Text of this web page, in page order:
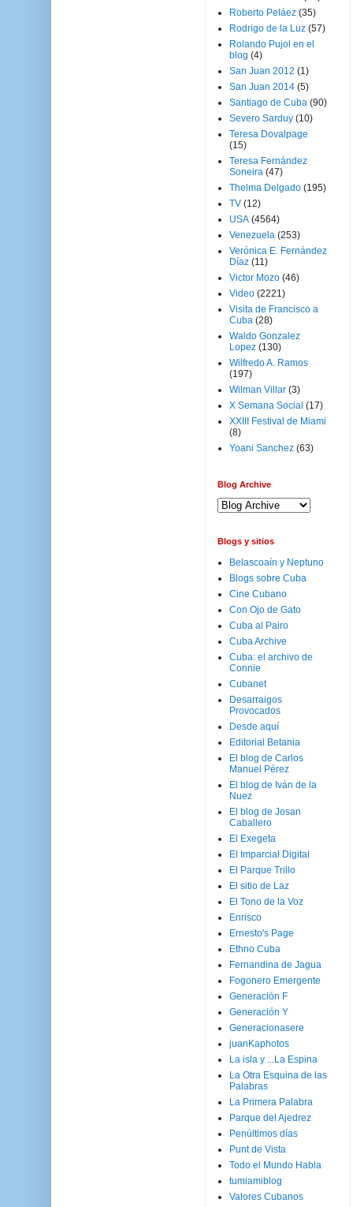
Roberto Peláez (35)
Rodrigo de la Luz (57)
Rolando Pujol en el
blog (4)
San Juan 2012 (1)
San Juan 2014 (5)
Santiago de Cuba (90)
Severo Sarduy (10)
Teresa Dovalpage
(15)
Teresa Fernández
Soneira (47)
Thelma Delgado (195)
TV (12)
USA (4564)
Venezuela (253)
Verónica E. Fernández
Díaz (11)
Victor Mozo (46)
Video (2221)
Visita de Francisco a
Cuba (28)
Waldo Gonzalez
Lopez (130)
Wilfredo A. Ramos
(197)
Wilman Villar (3)
X Semana Social (17)
XXIII Festival de Miami
(8)
Yoani Sanchez (63)
Blog Archive
Blogs y sitios
Belascoaín y Neptuno
Blogs sobre Cuba
Cine Cubano
Con Ojo de Gato
Cuba al Pairo
Cuba Archive
Cuba: el archivo de
Connie
Cubanet
Desarraigos
Provocados
Desde aquí
Editorial Betania
El blog de Carlos
Manuel Pérez
El blog de Iván de la
Nuez
El blog de Josan
Caballero
El Exegeta
El Imparcial Digital
El Parque Trillo
El sitio de Laz
El Tono de la Voz
Enrisco
Ernesto's Page
Ethno Cuba
Fernandina de Jagua
Fogonero Emergente
Generación F
Generación Y
Generacionasere
juanKaphotos
La isla y ...La Espina
La Otra Esquina de las
Palabras
La Primera Palabra
Parque del Ajedrez
Penúltimos días
Punt de Vista
Todo el Mundo Habla
tumiamiblog
Valores Cubanos